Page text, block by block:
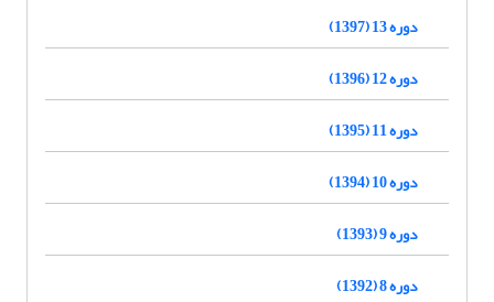
دوره 13 (1397)
دوره 12 (1396)
دوره 11 (1395)
دوره 10 (1394)
دوره 9 (1393)
دوره 8 (1392)